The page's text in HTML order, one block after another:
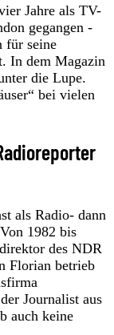
Jahre als TV-
gegangen -
für seine
In dem Magazin
die Lupe.
bei vielen
als Radio- dann
1982 bis
des NDR
Florian betrieb
Journalist aus
auch keine